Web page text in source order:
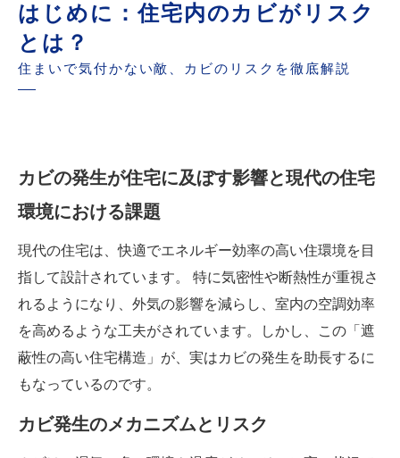
はじめに：住宅内のカビがリスク
とは？
住まいで気付かない敵、カビのリスクを徹底解説
カビの発生が住宅に及ぼす影響と現代の住宅
環境における課題
現代の住宅は、快適でエネルギー効率の高い住環境を目
指して設計されています。 特に気密性や断熱性が重視さ
れるようになり、外気の影響を減らし、室内の空調効率
を高めるような工夫がされています。しかし、この「遮
蔽性の高い住宅構造」が、実はカビの発生を助長するに
もなっているのです。
カビ発生のメカニズムとリスク